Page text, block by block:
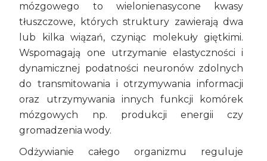
mózgowego to wielonienasycone kwasy
tłuszczowe, których struktury zawierają dwa
lub kilka wiązań, czyniąc molekuły giętkimi.
Wspomagają one utrzymanie elastyczności i
dynamicznej podatności neuronów zdolnych
do transmitowania i otrzymywania informacji
oraz utrzymywania innych funkcji komórek
mózgowych np. produkcji energii czy
gromadzenia wody.
Odżywianie całego organizmu reguluje